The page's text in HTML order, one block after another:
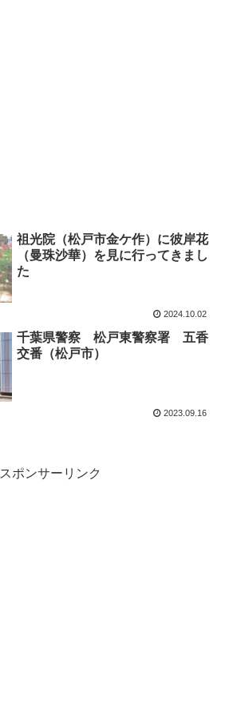
祖光院（松戸市金ケ作）に彼岸花
（曼珠沙華）を見に行ってきまし
た
2024.10.02
千葉県警察 松戸東警察署 五香
交番（松戸市）
2023.09.16
スポンサーリンク